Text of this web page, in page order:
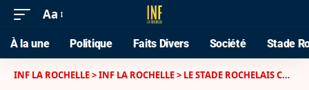
Aa
À la une Politique Faits Divers Société Stade
INF LA ROCHELLE>INF LA ROCHELLE> LE STADE ROCHELAIS CHUTE LOURDEMENT À TOULON